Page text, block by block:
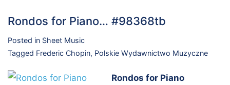
Rondos for Piano… #98368tb
Posted in Sheet Music
Tagged Frederic Chopin, Polskie Wydawnictwo Muzyczne
Rondos for Piano